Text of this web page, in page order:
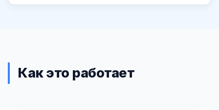
Как это работает